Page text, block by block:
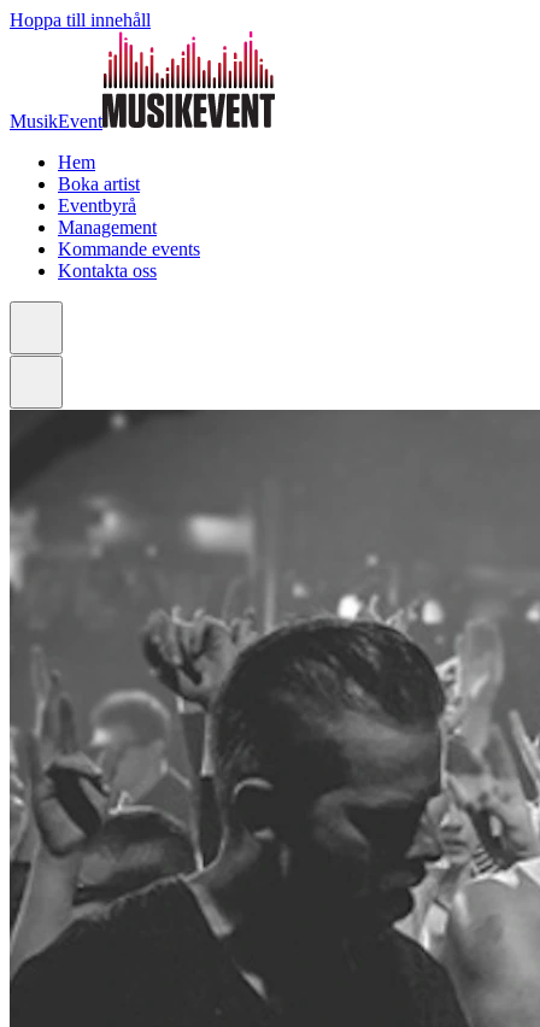
Hoppa till innehåll
MusikEvent
Hem
Boka artist
Eventbyrå
Management
Kommande events
Kontakta oss